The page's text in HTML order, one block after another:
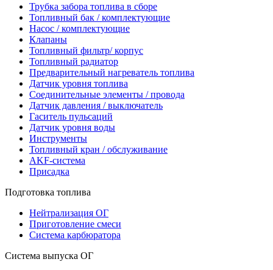
Трубка забора топлива в сборе
Топливный бак / комплектующие
Насос / комплектующие
Клапаны
Топливный фильтр/ корпус
Топливный радиатор
Предварительный нагреватель топлива
Датчик уровня топлива
Соединительные элементы / провода
Датчик давления / выключатель
Гаситель пульсаций
Датчик уровня воды
Инструменты
Топливный кран / обслуживание
AKF-система
Присадка
Подготовка топлива
Нейтрализация ОГ
Приготовление смеси
Система карбюратора
Система выпуска ОГ